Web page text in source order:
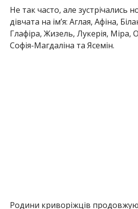
Не так часто, але зустрічались
дівчата на ім’я: Аглая, Афіна,
Глафіра, Жизель, Лукерія, Міра,
Софія-Магдаліна та Ясемін.
Родини криворіжців